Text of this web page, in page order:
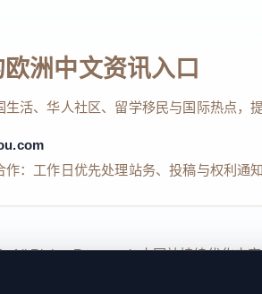
洲中文资讯入口
活、华人社区、留学移民与国际热点，
作：工作日优先处理站务、投稿与权利通知
All Rights Reserved. 本网站持续优化内